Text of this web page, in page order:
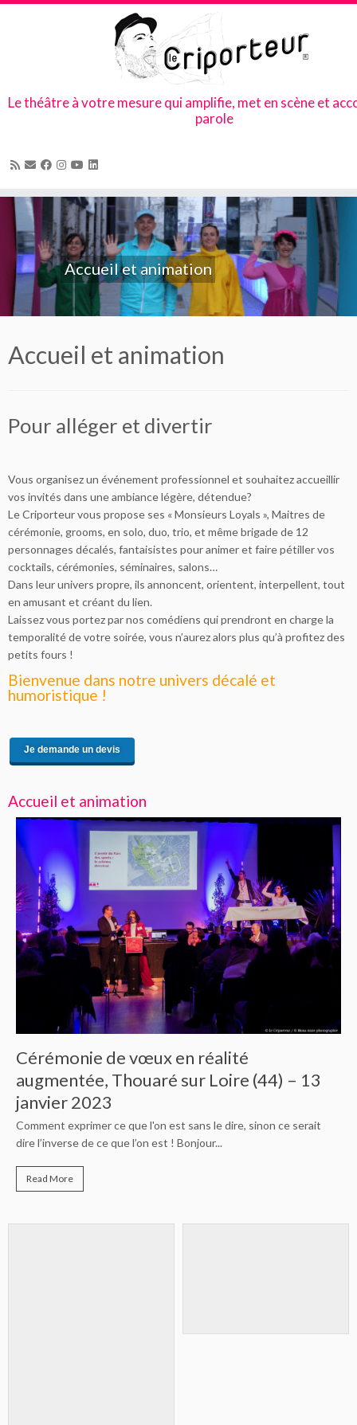
Skip
content
Le théâtre à votre mesure qui amplifie, met en scène et
parole
Accueil et animation
Accueil et animation
Pour alléger et divertir
Vous organisez un événement professionnel et souhaitez accueillir
vos invités dans une ambiance légère, détendue?
Le Criporteur vous propose ses « Monsieurs Loyals », Maitres de
cérémonie, grooms, en solo, duo, trio, et même brigade de 12
personnages décalés, fantaisistes pour animer et faire pétiller vos
cocktails, cérémonies, séminaires, salons…
Dans leur univers propre, ils annoncent, orientent, interpellent, tout
en amusant et créant du lien.
Laissez vous portez par nos comédiens qui prendront en charge la
temporalité de votre soirée, vous n’aurez alors plus qu’à profitez des
petits fours !
Bienvenue dans notre univers décalé et
humoristique !
Je demande un devis
Accueil et animation
réalité
Loire (44) – 13
sans le dire, sinon ce serait
Balade théâtrale
CODIR – 23
Célébrer le groupe, son histoire,
difficiles, en faire une Balade de